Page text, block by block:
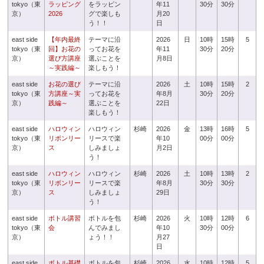
tokyo（東
京）
ラッピング
2026
をラッピン
グで楽しも
う！！
年11
月20
日
30分
30分
east side
tokyo（東
京）
【年内最終
回】お花の
選び方講座
～実践編～
テーマに沿
ってお花を
選ぶことを
楽しもう！
2026
年11
月8日
日
10時
30分
15時
20分
5
east side
tokyo（東
京）
お花の選び
方講座～実
践編～
テーマに沿
ってお花を
選ぶことを
楽しもう！
2026
年8月
22日
土
10時
30分
15時
20分
2
east side
tokyo（東
京）
ハロウィン
リボンリー
ス
ハロウィン
リースで楽
しみましょ
う！
杉崎
2026
年10
月2日
金
13時
00分
16時
00分
5
east side
tokyo（東
京）
ハロウィン
リボンリー
ス
ハロウィン
リースで楽
しみましょ
う！
杉崎
2026
年8月
29日
土
10時
30分
13時
30分
2
east side
tokyo（東
京）
ボトル講習
会
ボトルを包
んでみまし
ょう！！
杉崎
2026
年10
月27
日
火
10時
30分
12時
00分
6